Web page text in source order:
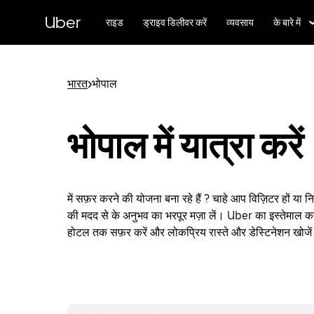
पर
Uber राइड ड्राइव डिलीवर करें व्यवसाय के बारे में
भारत>भोपाल
भोपाल में यात्रा करें
में सफ़र करने की योजना बना रहे हैं ? चाहे आप विज़िटर हों या
की मदद से के अनुभव का भरपूर मज़ा लें। Uber का इस्तेमाल
होटल तक सफ़र करें और लोकप्रिय रास्ते और डेस्टिनेशन